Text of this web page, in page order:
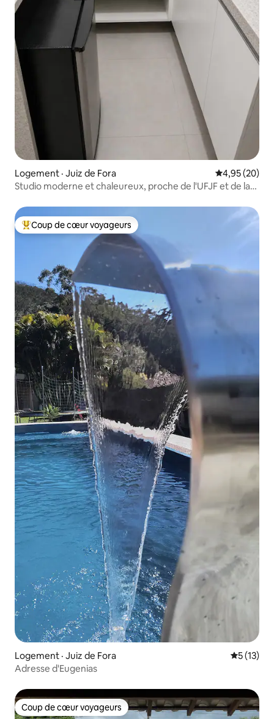
Logement · Juiz de Fora Note
4,95 (20)
Studio moderne et chaleureux, proche de l'UFJF et de la
Coup de cœur voyageurs parmi les plus aimés
Coup de cœur voyageurs
Logement · Juiz de Fora Note
5 (13)
Adresse d'Eugenias
Coup de cœur voyageurs
Coup de cœur voyageurs